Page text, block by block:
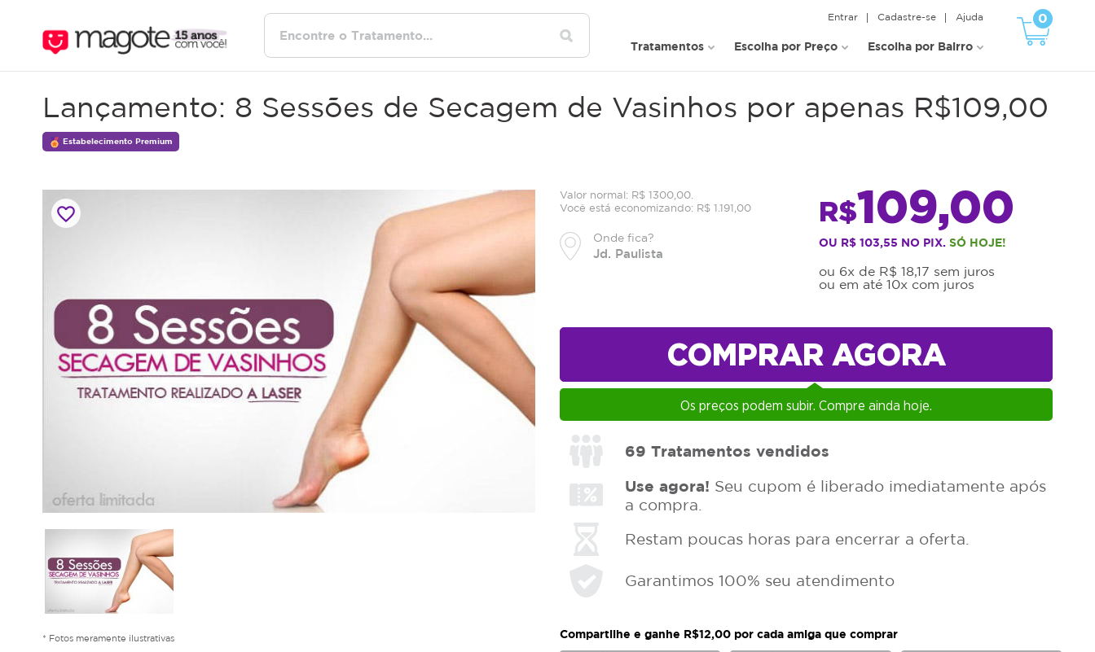
0
Entrar Cadastre-se Ajuda
Tratamentos Escolha por Preço Escolha por Bairro
Lançamento: 8 Sessões de Secagem de Vasinhos por apenas R$109,00
Estabelecimento Premium
favorite_border
* Fotos meramente ilustrativas
Valor normal: R$ 1300,00.
Você está economizando: R$ 1.191,00
Onde fica?
Jd. Paulista
R$109,00
OU R$ 103,55 NO PIX. SÓ HOJE!
ou 6x de R$ 18,17 sem juros
ou em até 10x com juros
COMPRAR AGORA
Os preços podem subir. Compre ainda hoje.
69 Tratamentos vendidos
Use agora! Seu cupom é liberado imediatamente após
a compra.
Restam poucas horas para encerrar a oferta.
Garantimos 100% seu atendimento
Compartilhe e ganhe R$12,00 por cada amiga que comprar